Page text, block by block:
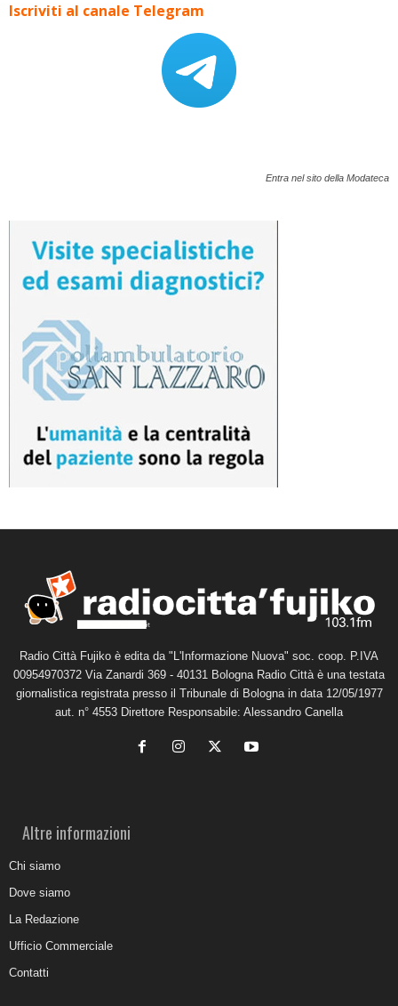
Iscriviti al canale Telegram
Entra nel sito della Modateca
Radio Città Fujiko è edita da "L'Informazione Nuova" soc. coop. P.IVA
00954970372 Via Zanardi 369 - 40131 Bologna Radio Città è una testata
giornalistica registrata presso il Tribunale di Bologna in data 12/05/1977
aut. n° 4553 Direttore Responsabile: Alessandro Canella
Altre informazioni
Chi siamo
Dove siamo
La Redazione
Ufficio Commerciale
Contatti